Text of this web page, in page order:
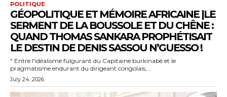
POLITIQUE
GÉOPOLITIQUE ET MÉMOIRE AFRICAINE |LE
SERMENT DE LA BOUSSOLE ET DU CHÊNE :
QUAND THOMAS SANKARA PROPHÉTISAIT
LE DESTIN DE DENIS SASSOU N’GUESSO !
" Entre l'idéalisme fulgurant du Capitaine burkinabè et le
pragmatisme endurant du dirigeant congolais,...
July 24, 2026